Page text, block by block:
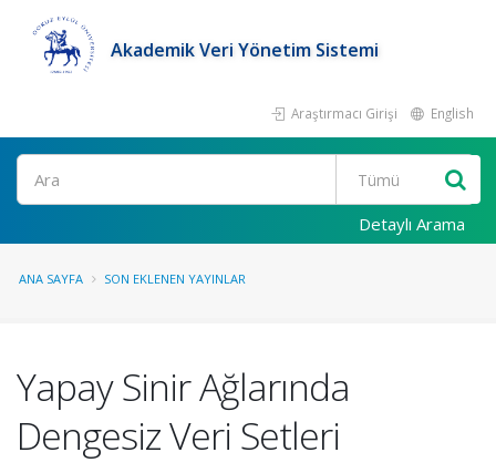
Akademik Veri Yönetim Sistemi
Araştırmacı Girişi English
Ara
Detaylı Arama
ANA SAYFA SON EKLENEN YAYINLAR
Yapay Sinir Ağlarında
Dengesiz Veri Setleri